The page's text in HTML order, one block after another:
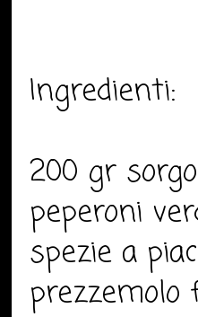
Ingredienti:
200 gr
peperoni
spezie a
prezzemolo